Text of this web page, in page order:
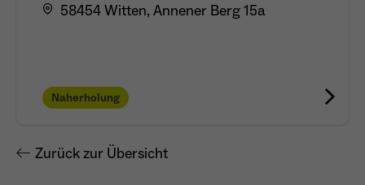
58454 Witten, Annener Berg 15a
Naherholung
Zurück zur Übersicht